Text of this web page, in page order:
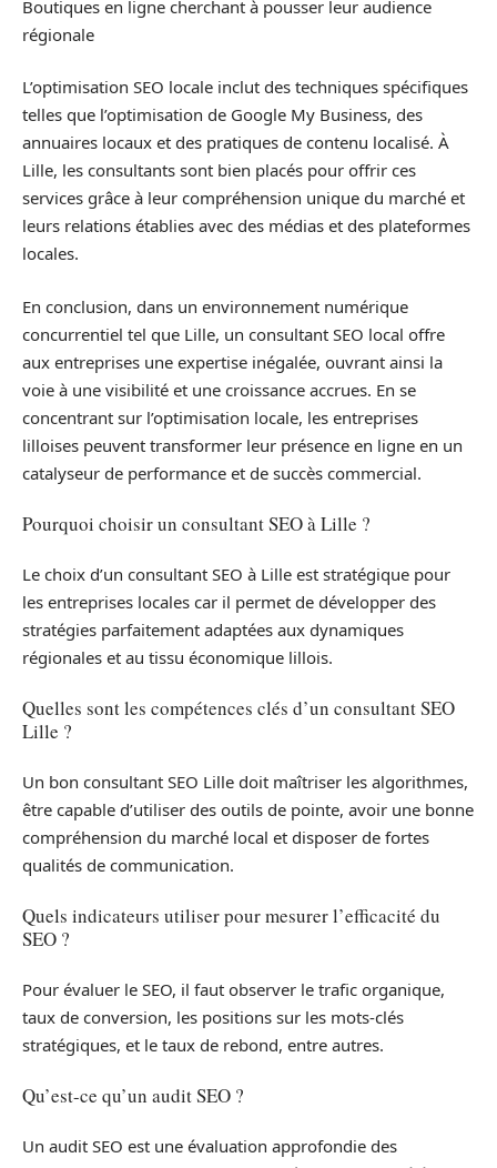
Boutiques en ligne cherchant à pousser leur audience
régionale
L’optimisation SEO locale inclut des techniques spécifiques
telles que l’optimisation de Google My Business, des
annuaires locaux et des pratiques de contenu localisé. À
Lille, les consultants sont bien placés pour offrir ces
services grâce à leur compréhension unique du marché et
leurs relations établies avec des médias et des plateformes
locales.
En conclusion, dans un environnement numérique
concurrentiel tel que Lille, un consultant SEO local offre
aux entreprises une expertise inégalée, ouvrant ainsi la
voie à une visibilité et une croissance accrues. En se
concentrant sur l’optimisation locale, les entreprises
lilloises peuvent transformer leur présence en ligne en un
catalyseur de performance et de succès commercial.
Pourquoi choisir un consultant SEO à Lille ?
Le choix d’un consultant SEO à Lille est stratégique pour
les entreprises locales car il permet de développer des
stratégies parfaitement adaptées aux dynamiques
régionales et au tissu économique lillois.
Quelles sont les compétences clés d’un consultant SEO
Lille ?
Un bon consultant SEO Lille doit maîtriser les algorithmes,
être capable d’utiliser des outils de pointe, avoir une bonne
compréhension du marché local et disposer de fortes
qualités de communication.
Quels indicateurs utiliser pour mesurer l’efficacité du
SEO ?
Pour évaluer le SEO, il faut observer le trafic organique,
taux de conversion, les positions sur les mots-clés
stratégiques, et le taux de rebond, entre autres.
Qu’est-ce qu’un audit SEO ?
Un audit SEO est une évaluation approfondie des